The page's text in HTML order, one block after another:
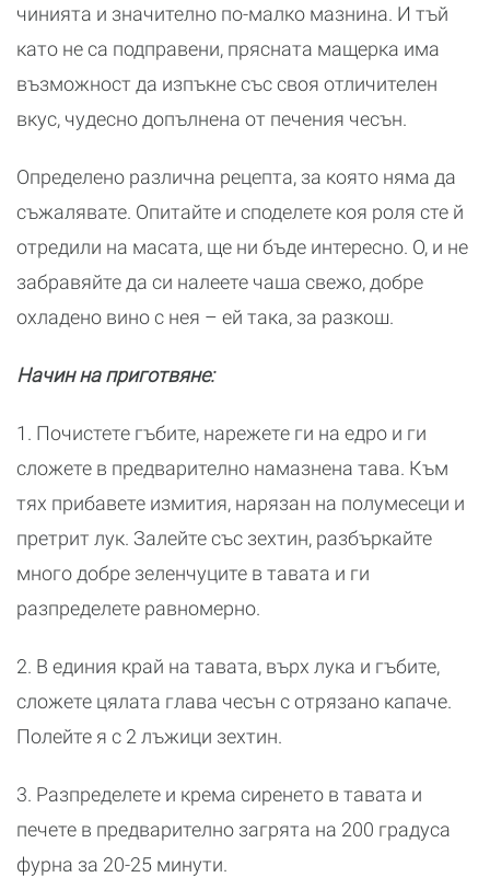
чинията и значително по-малко мазнина. И тъй
като не са подправени, прясната мащерка има
възможност да изпъкне със своя отличителен
вкус, чудесно допълнена от печения чесън.
Определено различна рецепта, за която няма да
съжалявате. Опитайте и споделете коя роля сте й
отредили на масата, ще ни бъде интересно. О, и не
забравяйте да си налеете чаша свежо, добре
охладено вино с нея – ей така, за разкош.
Начин на приготвяне:
1. Почистете гъбите, нарежете ги на едро и ги
сложете в предварително намазнена тава. Към
тях прибавете измития, нарязан на полумесеци и
претрит лук. Залейте със зехтин, разбъркайте
много добре зеленчуците в тавата и ги
разпределете равномерно.
2. В единия край на тавата, върх лука и гъбите,
сложете цялата глава чесън с отрязано капаче.
Полейте я с 2 лъжици зехтин.
3. Разпределете и крема сиренето в тавата и
печете в предварително загрята на 200 градуса
фурна за 20-25 минути.